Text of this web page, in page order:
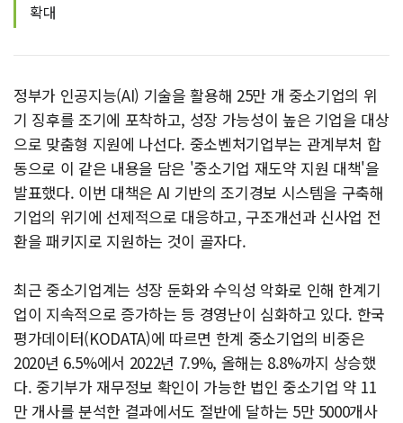
확대
정부가 인공지능(AI) 기술을 활용해 25만 개 중소기업의 위
기 징후를 조기에 포착하고, 성장 가능성이 높은 기업을 대상
으로 맞춤형 지원에 나선다. 중소벤처기업부는 관계부처 합
동으로 이 같은 내용을 담은 '중소기업 재도약 지원 대책'을
발표했다. 이번 대책은 AI 기반의 조기경보 시스템을 구축해
기업의 위기에 선제적으로 대응하고, 구조개선과 신사업 전
환을 패키지로 지원하는 것이 골자다.
최근 중소기업계는 성장 둔화와 수익성 악화로 인해 한계기
업이 지속적으로 증가하는 등 경영난이 심화하고 있다. 한국
평가데이터(KODATA)에 따르면 한계 중소기업의 비중은
2020년 6.5%에서 2022년 7.9%, 올해는 8.8%까지 상승했
다. 중기부가 재무정보 확인이 가능한 법인 중소기업 약 11
만 개사를 분석한 결과에서도 절반에 달하는 5만 5000개사